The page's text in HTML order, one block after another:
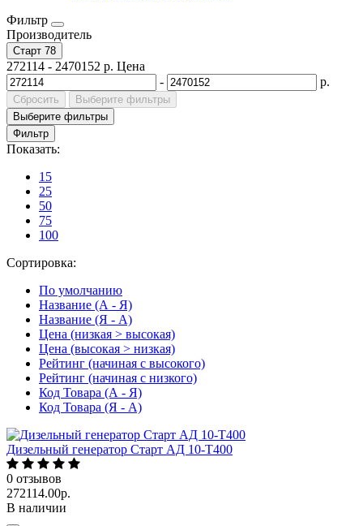
Фильтр
Производитель
Старт 78
272114 - 2470152 р. Цена
-
р.
Сбросить
Выберите фильтры
Выберите фильтры
Фильтр
Показать:
15
25
50
75
100
Сортировка:
По умолчанию
Название (А - Я)
Название (Я - А)
Цена (низкая > высокая)
Цена (высокая > низкая)
Рейтинг (начиная с высокого)
Рейтинг (начиная с низкого)
Код Товара (А - Я)
Код Товара (Я - А)
Дизельный генератор Старт АД 10-Т400
0 отзывов
272114.00р.
В наличии